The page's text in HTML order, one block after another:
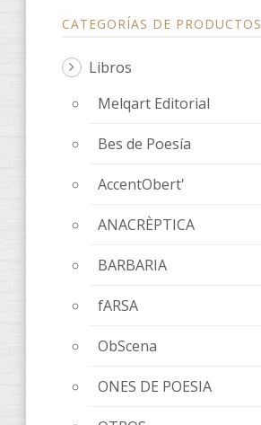
CATEGORÍAS DE PRODUCTOS
Libros
Melqart Editorial
Bes de Poesía
AccentObert'
ANACRÈPTICA
BARBARIA
fARSA
ObScena
ONES DE POESIA